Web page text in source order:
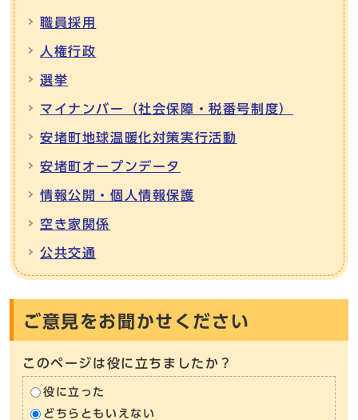
職員採用
人権行政
選挙
マイナンバー（社会保障・税番号制度）
安堵町地球温暖化対策実行活動
安堵町オープンデータ
情報公開・個人情報保護
空き家関係
公共交通
ご意見をお聞かせください
このページは役に立ちましたか？
役に立った
どちらともいえない